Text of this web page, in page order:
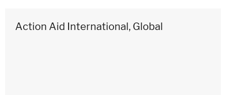
Action Aid International, Global